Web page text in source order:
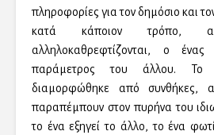
πληροφορίες για τον δημόσιο και
κατά κάποιον τρόπο,
αλληλοκαθρεφτίζονται, ο ένας
παράμετρος του άλλου. Το
διαμορφώθηκε από συνθήκες,
παραπέμπουν στον πυρήνα του
το ένα εξηγεί το άλλο, το ένα